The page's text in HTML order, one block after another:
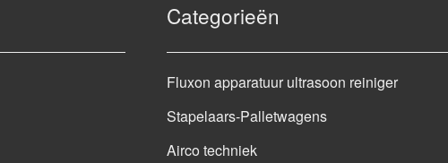
Categorieën
Fluxon apparatuur ultrasoon reiniger
Stapelaars-Palletwagens
Airco techniek